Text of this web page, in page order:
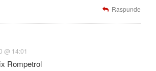
Raspunde
@ 14:01
Rompetrol